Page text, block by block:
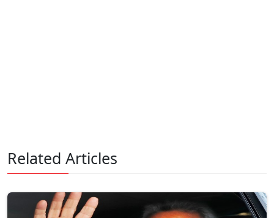
Related Articles